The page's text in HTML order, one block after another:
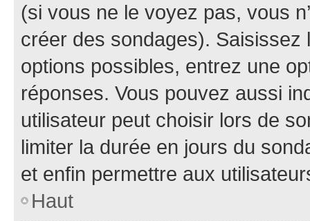
(si vous ne le voyez pas, vous
créer des sondages).
options possibles, entrez une
réponses. Vous pouvez aussi
utilisateur peut choisir lors de
limiter la durée en jours du
et enfin permettre aux
Haut